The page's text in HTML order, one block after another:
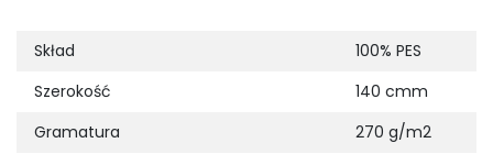
Skład
100% PES
Szerokość
140 cmm
Gramatura
270 g/m2